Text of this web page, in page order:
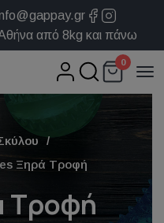
από 8kg και πάνω
0
Ξηρά Τροφή
Τροφή